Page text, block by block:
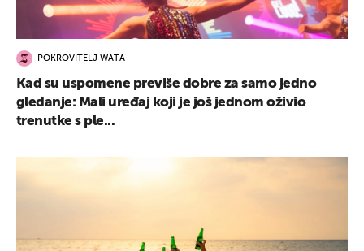
POKROVITELJ WATA
Kad su uspomene previše dobre za samo jedno
gledanje: Mali uređaj koji je još jednom oživio
trenutke s ple...